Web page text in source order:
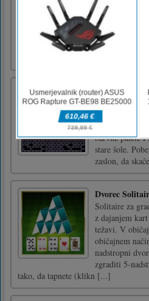
fliper igra s
doseči čim več
zbiranja žog. V
obstaja veliko
Dungeon Fury
Dungeon
igra z enim
stopnjah,
barvne palete
stare šole.
zaslon, da
Dvorec
Solitaire za
z dajanjem
težavi. V
običajnem
nadstropni
zgraditi 5-
tako, da tapnete (klikn [...]